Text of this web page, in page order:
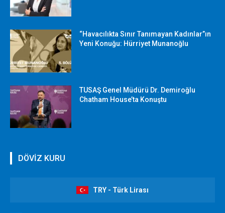
“Havacılıkta Sınır Tanımayan Kadınlar”ın
Yeni Konuğu: Hürriyet Munanoğlu
TUSAŞ Genel Müdürü Dr. Demiroğlu
Chatham House’ta Konuştu
DÖVİZ KURU
TRY - Türk Lirası